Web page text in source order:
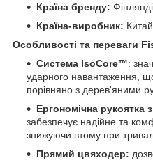
Країна бренду:
Країна-виробник: Китай
Особливості та переваги
Система IsoCore™:
ударного навантаження,
порівняно з дерев'яними
Ергономічна
забезпечує надійне та
знижуючи втому при
Прямий цвяходер: